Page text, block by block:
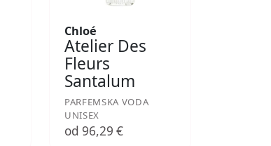
Chloé
Atelier Des
Fleurs
Santalum
PARFEMSKA VODA
UNISEX
od 96,29 €